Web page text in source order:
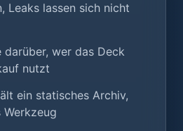
Leaks lassen sich nicht
darüber, wer das Deck
nutzt
ein statisches Archiv,